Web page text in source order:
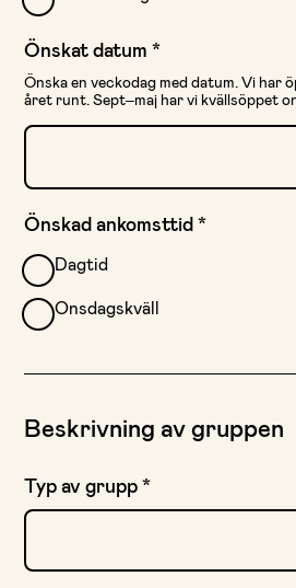
Önskat datum*
Önska en veckodag med datum. Vi har
året runt. Sept–maj har vi kvällsöppet
Önskad ankomsttid*
Dagtid
Onsdagskväll
Beskrivning av gruppen
Typ av grupp*